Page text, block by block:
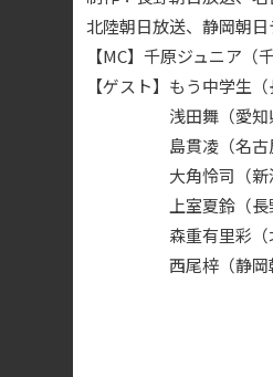
北陸朝日放送、静岡朝日
【MC】千原ジュニア（
【ゲスト】もう中学生（
浅田舞（愛知県
島貫凌（名古屋テ
大角怜司（新潟テ
上室夏鈴（長野朝
森重有里彩（北陸
西尾梓（静岡朝日